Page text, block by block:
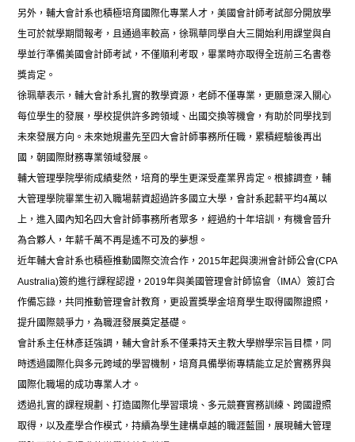
另外，輔大會計系也積極培育國際化專業人才，美國會計師考試部分開放學
生可於就學期間報考，且通過率較高，徐珮華同學自大三開始利用課堂與自
學並行準備美國會計師考試，不僅順利考取，畢業時亦取得全班前三名書卷
獎肯定。
徐珮華表示，輔大會計系扎實的教學資源，老師不僅專業，更願意深入關心
每位學生的發展，學校提供許多跨領域、出國交換等機會，有助於同學找到
未來發展方向。未來她規畫先至四大會計師事務所任職，累積經驗後再出
國，朝國際財務專業領域發展。
輔大管理學院學術成績斐然，培育的學生更深受產業界肯定。根據調查，輔
大管理學院畢業生初入職場薪資超過許多國立大學，會計系起薪平均4萬以
上，進入國內知名四大會計師事務所者眾多，經過約十年培訓，有機會晉升
為合夥人，年薪千萬不再是遙不可及的夢想。
近年輔大會計系也積極推動國際交流合作，2015年起與澳洲會計師公會(CPA
Australia)簽約進行課程認證，2019年與美國管理會計師協會（IMA）簽訂合
作備忘錄，共同推動管理會計教育，更設置獎學金培育學生取得國際證照，
提升國際競爭力，為職涯發展奠定基礎。
會計系主任林彥廷強調，輔大會計系不僅秉持天主教大學辦學宗旨目標，同
時透過國際化與多元跨域的學習機制，培育具備學術專精能立足於實務界與
國際化職場的成功專業人才。
透過扎實的課程規劃、打造國際化學習環境、多元競賽實務訓練、跨國證照
取得，以及產學合作模式，持續為學生建構卓越的職涯藍圖，展現輔大管理